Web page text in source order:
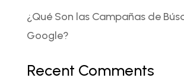
¿Qué Son las Campañas de
Google?
Recent Comments